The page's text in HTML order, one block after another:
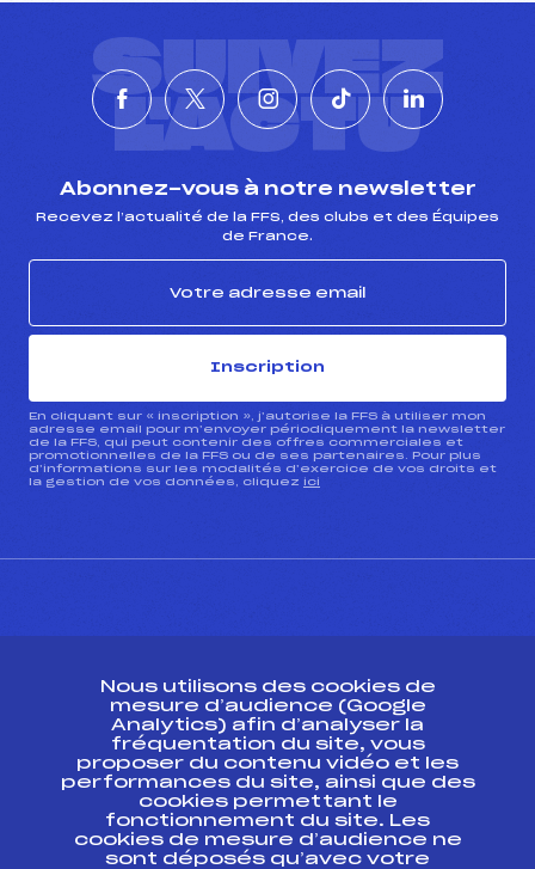
SUIVEZ
L'ACTU
Abonnez-vous à notre newsletter
Recevez l’actualité de la FFS, des clubs et des Équipes
de France.
Inscription
En cliquant sur « inscription », j’autorise la FFS à utiliser mon
adresse email pour m’envoyer périodiquement la newsletter
de la FFS, qui peut contenir des offres commerciales et
promotionnelles de la FFS ou de ses partenaires. Pour plus
d’informations sur les modalités d’exercice de vos droits et
la gestion de vos données, cliquez ici
Ressources
Pass’Neige
Projet sportif fédéral
Projet de performance fédéral
Nous utilisons des cookies de
mesure d’audience (Google
Analytics) afin d’analyser la
fréquentation du site, vous
proposer du contenu vidéo et les
performances du site, ainsi que des
cookies permettant le
fonctionnement du site. Les
cookies de mesure d’audience ne
sont déposés qu’avec votre